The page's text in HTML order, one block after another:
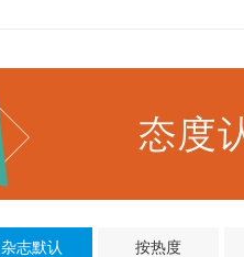
杂志默认 按热度